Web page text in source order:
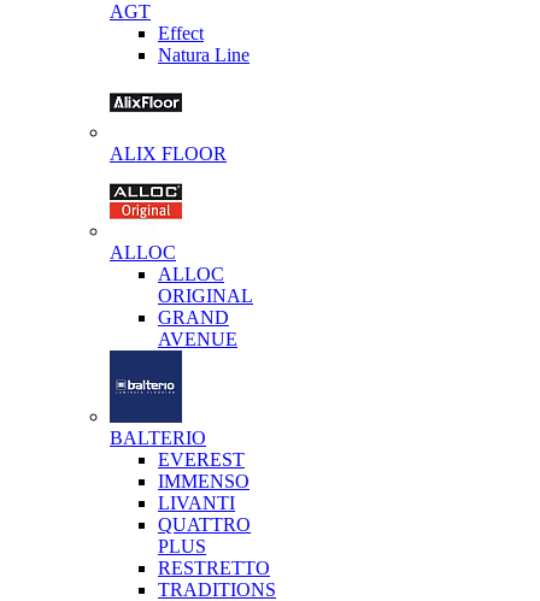
AGT
Effect
Natura Line
ALIX FLOOR
ALLOC
ALLOC
ORIGINAL
GRAND
AVENUE
BALTERIO
EVEREST
IMMENSO
LIVANTI
QUATTRO
PLUS
RESTRETTO
TRADITIONS